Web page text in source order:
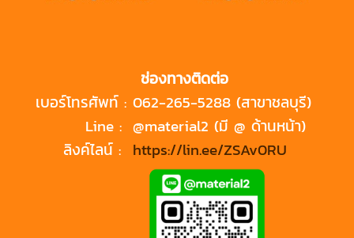
ช่องทางติดต่อ
เบอร์โทรศัพท์ : 062-265-5288 (สาขาชลบุรี)
Line : @material2 (มี @ ด้านหน้า)
ลิงค์ไลน์ : https://lin.ee/ZSAv0RU